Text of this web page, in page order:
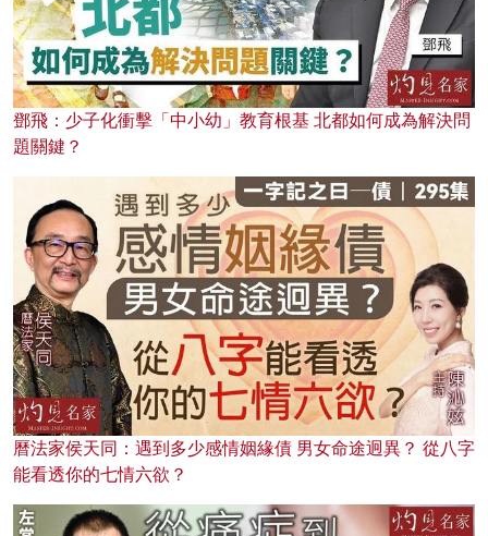
鄧飛：少子化衝擊「中小幼」教育根基 北都如何成為解決問
題關鍵？
曆法家侯天同：遇到多少感情姻緣債 男女命途迥異？ 從八字
能看透你的七情六欲？